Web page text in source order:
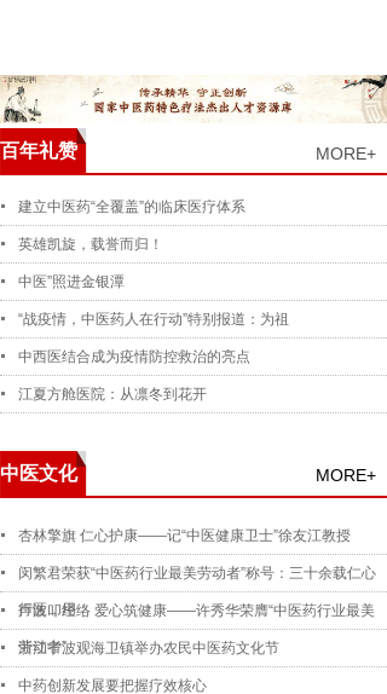
百年礼赞 MORE+
建立中医药“全覆盖”的临床医疗体系
英雄凯旋，载誉而归！
中医”照进金银潭
“战疫情，中医药人在行动”特别报道：为祖
中西医结合成为疫情防控救治的亮点
江夏方舱医院：从凛冬到花开
中医文化 MORE+
杏林擎旗 仁心护康——记“中医健康卫士”徐友江教授
闵繁君荣获“中医药行业最美劳动者”称号：三十余载仁心
行医，用
声波叩经络 爱心筑健康——许秀华荣膺“中医药行业最美
劳动者”
浙江宁波观海卫镇举办农民中医药文化节
中药创新发展要把握疗效核心